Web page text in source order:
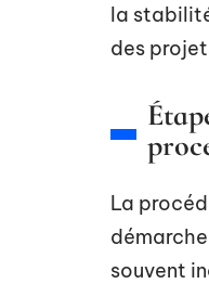
la
des
La
souvent